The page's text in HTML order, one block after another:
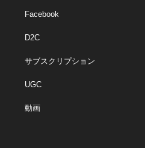
Facebook
D2C
サブスクリプション
UGC
動画